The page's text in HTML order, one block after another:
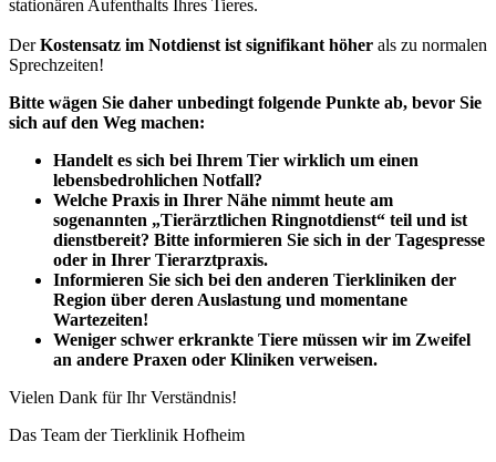
stationären Aufenthalts Ihres Tieres.
DerKostensatz im Notdienst ist signifikant höher als zu normalen
Sprechzeiten!
Bitte wägen Sie daher unbedingt folgende Punkte ab, bevor Sie
sich auf den Weg machen:
Handelt es sich bei Ihrem Tier wirklich um einen
lebensbedrohlichen Notfall?
Welche Praxis in Ihrer Nähe nimmt heute am
sogenannten „Tierärztlichen Ringnotdienst“ teil und ist
dienstbereit? Bitte informieren Sie sich in der Tagespresse
oder in Ihrer Tierarztpraxis.
Informieren Sie sich bei den anderen Tierkliniken der
Region über deren Auslastung und momentane
Wartezeiten!
Weniger schwer erkrankte Tiere müssen wir im Zweifel
an andere Praxen oder Kliniken verweisen.
Vielen Dank für Ihr Verständnis!
Das Team der Tierklinik Hofheim